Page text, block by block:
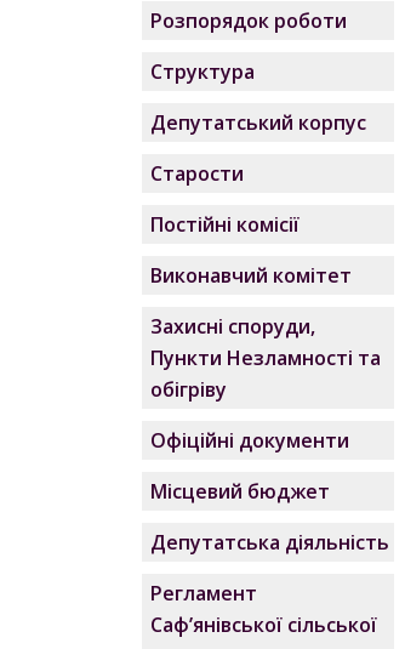
Розпорядок роботи
Структура
Депутатський корпус
Старости
Постійні комісії
Виконавчий комітет
Захисні споруди,
Пункти Незламності та
обігріву
Офіційні документи
Місцевий бюджет
Депутатська діяльність
Регламент
Саф’янівської сільської